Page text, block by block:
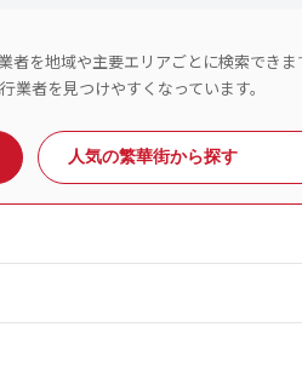
者を地域や主要エリアごとに検索できま
業者を見つけやすくなっています。
人気の繁華街から探す